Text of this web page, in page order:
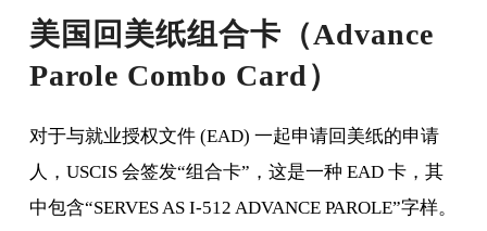
美国回美纸组合卡（Advance
Parole Combo Card）
对于与就业授权文件 (EAD) 一起申请回美纸的申请
人，USCIS 会签发“组合卡”，这是一种 EAD 卡，其
中包含“SERVES AS I-512 ADVANCE PAROLE”字样。